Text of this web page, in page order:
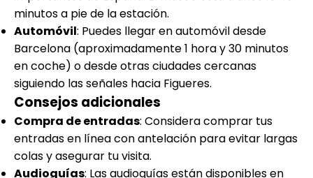
minutos a pie de la estación.
Automóvil: Puedes llegar en automóvil desde
Barcelona (aproximadamente 1 hora y 30 minutos
en coche) o desde otras ciudades cercanas
siguiendo las señales hacia Figueres.
Consejos adicionales
Compra de entradas: Considera comprar tus
entradas en línea con antelación para evitar largas
colas y asegurar tu visita.
Audioguías: Las audioguías están disponibles en